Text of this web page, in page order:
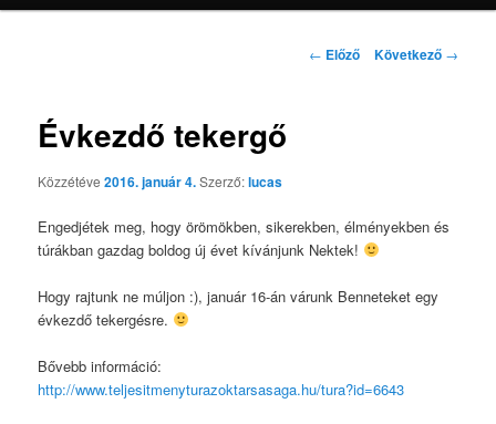
Bejegyzés
← Előző Következő →
Évkezdő tekergő
Közzétéve2016. január 4.Szerző:lucas
Engedjétek meg, hogy örömökben, sikerekben, élményekben és
túrákban gazdag boldog új évet kívánjunk Nektek!
Hogy rajtunk ne múljon :), január 16-án várunk Benneteket egy
évkezdő tekergésre.
Bővebb információ:
http://www.teljesitmenyturazoktarsasaga.hu/tura?id=6643